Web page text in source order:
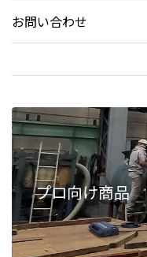
お問い合わせ
プロ向け商品